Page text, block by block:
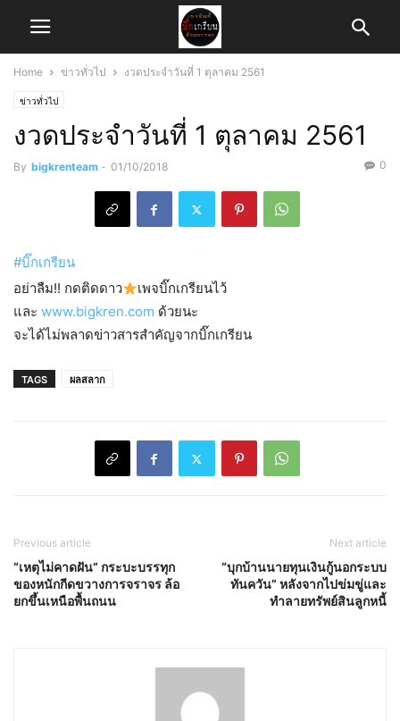
Home ข่าวทั่วไป งวดประจำวันที่ 1 ตุลาคม 2561
ข่าวทั่วไป
งวดประจำวันที่ 1 ตุลาคม 2561
By bigkrenteam - 01/10/2018 0
#บิ๊กเกรียน
อย่าลืม!! กดติดดาว
เพจบิ๊กเกรียนไว้
และ www.bigkren.com ด้วยนะ
จะได้ไม่พลาดข่าวสารสำคัญจากบิ๊กเกรียน
TAGS ผลสลาก
Previous article
“เหตุไม่คาดฝัน” กระบะบรรทุก
ของหนักกีดขวางการจราจร​ ล้อ
ยกขึ้นเหนือพื้นถนน
Next article
“บุกบ้านนายทุนเงินกู้นอกระบบ​
ทันควัน” หลังจากไปข่มขู่และ
ทำลายทรัพย์สิน​ลูกหนี้